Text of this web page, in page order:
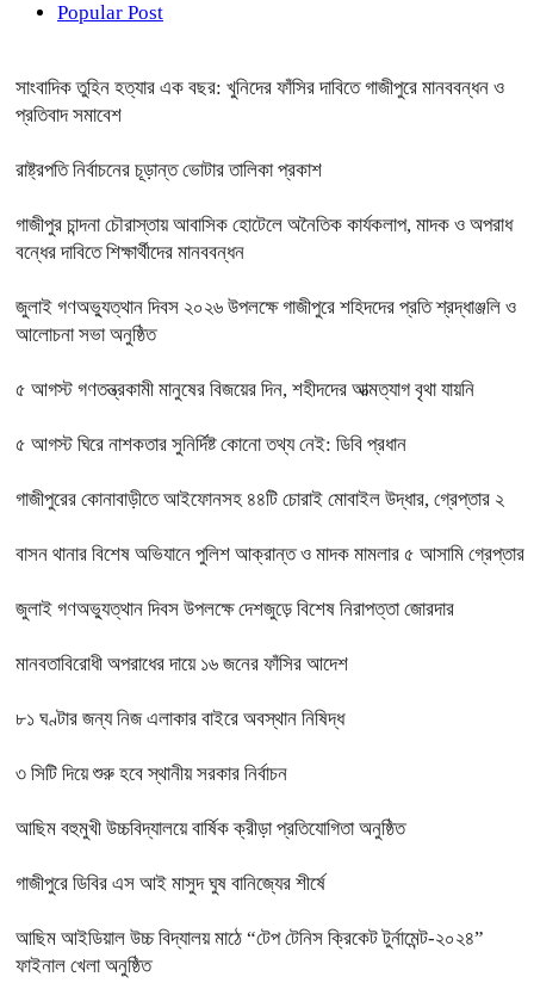
Popular Post
সাংবাদিক তুহিন হত্যার এক বছর: খুনিদের ফাঁসির দাবিতে গাজীপুরে মানববন্ধন ও
প্রতিবাদ সমাবেশ
রাষ্ট্রপতি নির্বাচনের চূড়ান্ত ভোটার তালিকা প্রকাশ
গাজীপুর চান্দনা চৌরাস্তায় আবাসিক হোটেলে অনৈতিক কার্যকলাপ, মাদক ও অপরাধ
বন্ধের দাবিতে শিক্ষার্থীদের মানববন্ধন
জুলাই গণঅভ্যুত্থান দিবস ২০২৬ উপলক্ষে গাজীপুরে শহিদদের প্রতি শ্রদ্ধাঞ্জলি ও
আলোচনা সভা অনুষ্ঠিত
৫ আগস্ট গণতন্ত্রকামী মানুষের বিজয়ের দিন, শহীদদের আত্মত্যাগ বৃথা যায়নি
৫ আগস্ট ঘিরে নাশকতার সুনির্দিষ্ট কোনো তথ্য নেই: ডিবি প্রধান
গাজীপুরের কোনাবাড়ীতে আইফোনসহ ৪৪টি চোরাই মোবাইল উদ্ধার, গ্রেপ্তার ২
বাসন থানার বিশেষ অভিযানে পুলিশ আক্রান্ত ও মাদক মামলার ৫ আসামি গ্রেপ্তার
জুলাই গণঅভ্যুত্থান দিবস উপলক্ষে দেশজুড়ে বিশেষ নিরাপত্তা জোরদার
মানবতাবিরোধী অপরাধের দায়ে ১৬ জনের ফাঁসির আদেশ
৮১ ঘণ্টার জন্য নিজ এলাকার বাইরে অবস্থান নিষিদ্ধ
৩ সিটি দিয়ে শুরু হবে স্থানীয় সরকার নির্বাচন
আছিম বহুমুখী উচ্চবিদ্যালয়ে বার্ষিক ক্রীড়া প্রতিযোগিতা অনুষ্ঠিত
গাজীপুরে ডিবির এস আই মাসুদ ঘুষ বানিজ্যের শীর্ষে
আছিম আইডিয়াল উচ্চ বিদ্যালয় মাঠে “টেপ টেনিস ক্রিকেট টুর্নামেন্ট-২০২৪”
ফাইনাল খেলা অনুষ্ঠিত